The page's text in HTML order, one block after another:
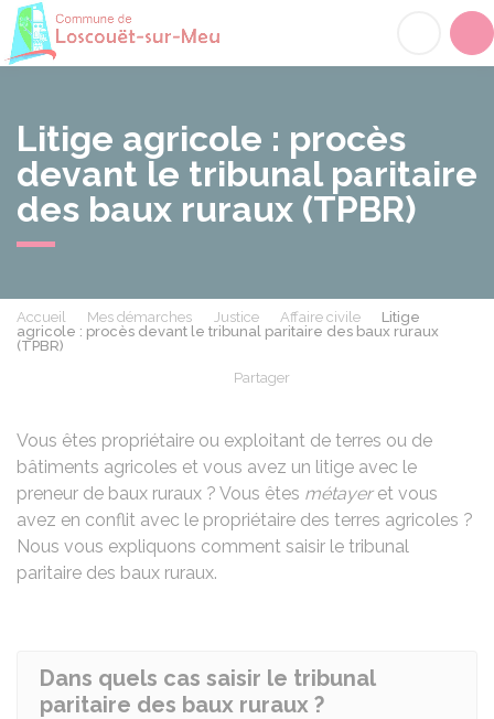
Litige agricole : procès
devant le tribunal paritaire
des baux ruraux (TPBR)
Accueil Mes démarches Justice Affaire civile
Litige
agricole : procès devant le tribunal paritaire des baux ruraux
(TPBR)
Partager
Vous êtes propriétaire ou exploitant de terres ou de
bâtiments agricoles et vous avez un litige avec le
preneur de baux ruraux ? Vous êtes métayeret vous
avez en conflit avec le propriétaire des terres agricoles ?
Nous vous expliquons comment saisir le tribunal
paritaire des baux ruraux.
Dans quels cas saisir le tribunal
paritaire des baux ruraux ?